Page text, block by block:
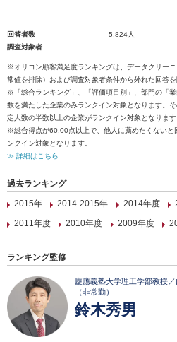
回答者数
5,824人
調査対象者
※オリコン顧客満足度ランキングは、データクリー
常値を排除）および調査対象者条件から外れた回答
※「総合ランキング」、「評価項目別」、部門の「
数を満たした企業のみランクイン対象となります。
定人数の半数以上の企業がランクイン対象となります
※総合得点が60.00点以上で、他人に薦めたくないと
ンクイン対象となります。
≫ 詳細はこちら
過去ランキング
2015年
2014-2015年 2014年度
2011年度
2010年度 2009年度
ランキング監修
慶應義塾大学理工学部教授
（非常勤）
鈴木秀男